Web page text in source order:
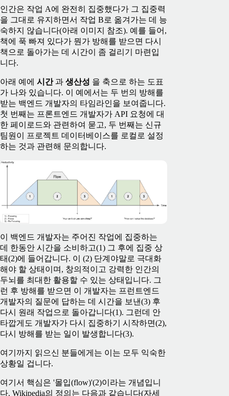
인간은 작업 A에 완전히 집중했다가 그 집중력
을 그대로 유지하면서 작업 B로 옮겨가는 데 능
숙하지 않습니다(아래 이미지 참조). 예를 들어,
책에 푹 빠져 있다가 뭔가 방해를 받으면 다시
책으로 돌아가는 데 시간이 좀 걸리기 마련입
니다.
아래 예에 시간과 생산성 을 축으로 하는 도표
가 나와 있습니다. 이 예에서는 두 번의 방해를
받는 백엔드 개발자의 타임라인을 보여줍니다.
첫 번째는 프론트엔드 개발자가 API 요청에 대
한 페이로드와 관련하여 묻고, 두 번째는 신규
팀원이 프로젝트 데이터베이스를 로컬로 설정
하는 것과 관련해 문의합니다.
이 백엔드 개발자는 주어진 작업에 집중하는
데 한동안 시간을 소비하고(1) 그 후에 집중 상
태(2)에 들어갑니다. 이 (2) 단계야말로 극대화
해야 할 상태이며, 창의적이고 강력한 인간의
두뇌를 최대한 활용할 수 있는 상태입니다. 그
런 후 방해를 받으면 이 개발자는 프런트엔드
개발자의 질문에 답하는 데 시간을 보낸(3) 후
다시 원래 작업으로 돌아갑니다(1). 그런데 안
타깝게도 개발자가 다시 집중하기 시작하면(2),
다시 방해를 받는 일이 발생합니다(3).
여기까지 읽으신 분들에게는 이는 모두 익숙한
상황일 겁니다.
여기서 핵심은 '몰입(flow)'(2)이라는 개념입니
다. Wikipedia의 정의는 다음과 같습니다(자세